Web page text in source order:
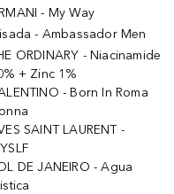
- My Way
- Ambassador Men
ORDINARY - Niacinamide
+ Zinc 1%
- Born In Roma
SAINT LAURENT -
DE JANEIRO - Agua